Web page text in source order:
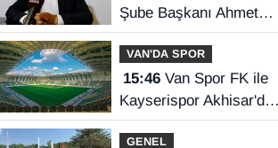
Şube Başkanı Ahmet
Ortakçı: Van’da otopark
yetersizliği ciddi sorun!
VAN'DA SPOR
15:46Van Spor FK ile
Kayserispor Akhisar'da
rakip
GENEL